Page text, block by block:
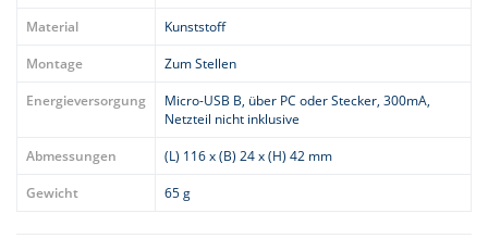
Material
Kunststoff
Montage
Zum Stellen
Energieversorgung
Micro-USB B, über PC oder Stecker, 300mA,
Netzteil nicht inklusive
Abmessungen
(L) 116 x (B) 24 x (H) 42 mm
Gewicht
65 g